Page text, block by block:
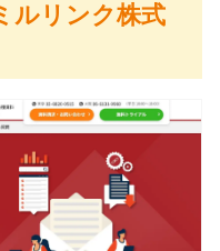
ルリンク株式